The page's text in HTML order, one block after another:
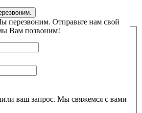
перезвоним. Отправьте нам свой
Вам позвоним!
ваш запрос. Мы свяжемся с вами